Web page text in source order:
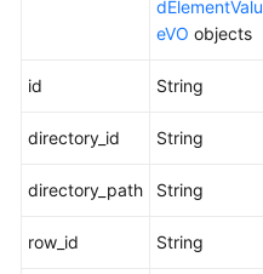
术
dElementValu
eVO objects
id String
directory_id String
directory_path String
row_id String